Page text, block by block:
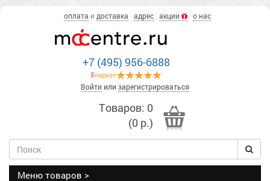
оплата и доставка адрес акции о нас
+7 (495) 956-6888
Войти или зарегистрироваться
Товаров: 0
(0 р.)
Меню товаров >